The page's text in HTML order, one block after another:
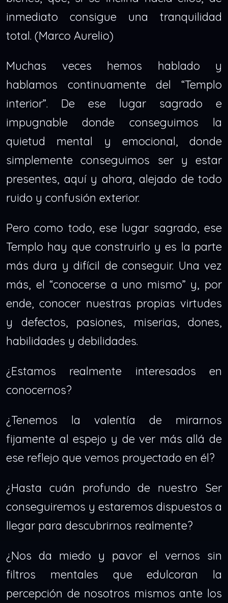
inmediato consigue una tranquilidad
total. (Marco Aurelio)
Muchas veces hemos hablado y
hablamos continuamente del “Templo
interior”. De ese lugar sagrado e
impugnable donde conseguimos la
quietud mental y emocional, donde
simplemente conseguimos ser y estar
presentes, aquí y ahora, alejado de todo
ruido y confusión exterior.
Pero como todo, ese lugar sagrado, ese
Templo hay que construirlo y es la parte
más dura y difícil de conseguir. Una vez
más, el “conocerse a uno mismo” y, por
ende, conocer nuestras propias virtudes
y defectos, pasiones, miserias, dones,
habilidades y debilidades.
¿Estamos realmente interesados en
conocernos?
¿Tenemos la valentía de mirarnos
fijamente al espejo y de ver más allá de
ese reflejo que vemos proyectado en él?
¿Hasta cuán profundo de nuestro Ser
conseguiremos y estaremos dispuestos a
llegar para descubrirnos realmente?
¿Nos da miedo y pavor el vernos sin
filtros mentales que edulcoran la
percepción de nosotros mismos ante los